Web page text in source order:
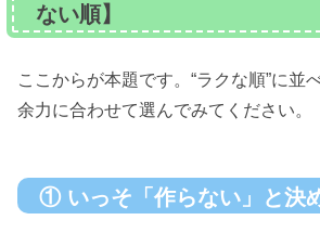
ない順】
ここからが本題です。“ラクな順”に並
余力に合わせて選んでみてください。
① いっそ「作らない」と決